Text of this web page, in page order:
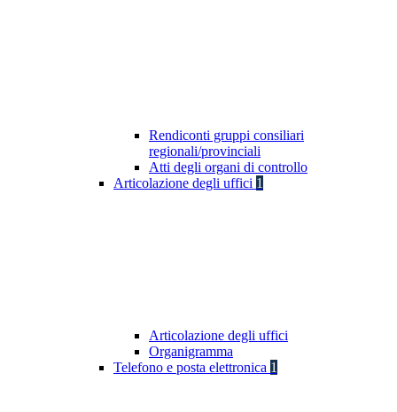
Rendiconti gruppi consiliari
regionali/provinciali
Atti degli organi di controllo
Articolazione degli uffici 1
Articolazione degli uffici
Organigramma
Telefono e posta elettronica 1